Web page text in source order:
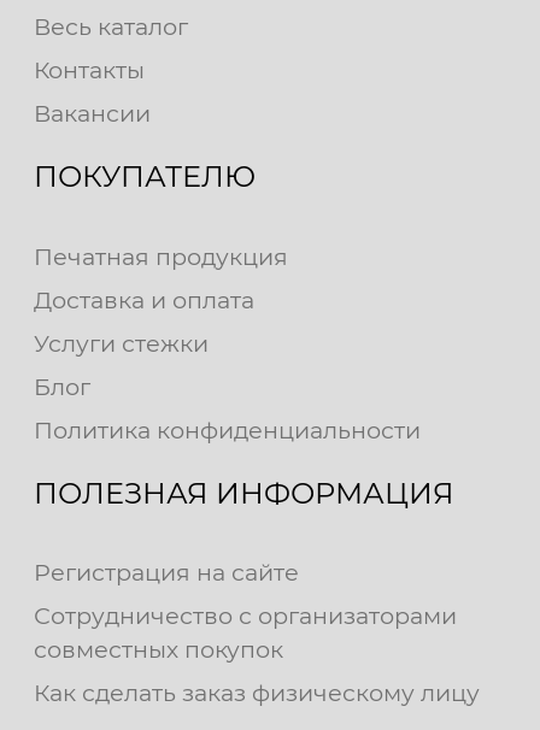
Весь каталог
Контакты
Вакансии
ПОКУПАТЕЛЮ
Печатная продукция
Доставка и оплата
Услуги стежки
Блог
Политика конфиденциальности
ПОЛЕЗНАЯ ИНФОРМАЦИЯ
Регистрация на сайте
Сотрудничество с организаторами
совместных покупок
Как сделать заказ физическому лицу